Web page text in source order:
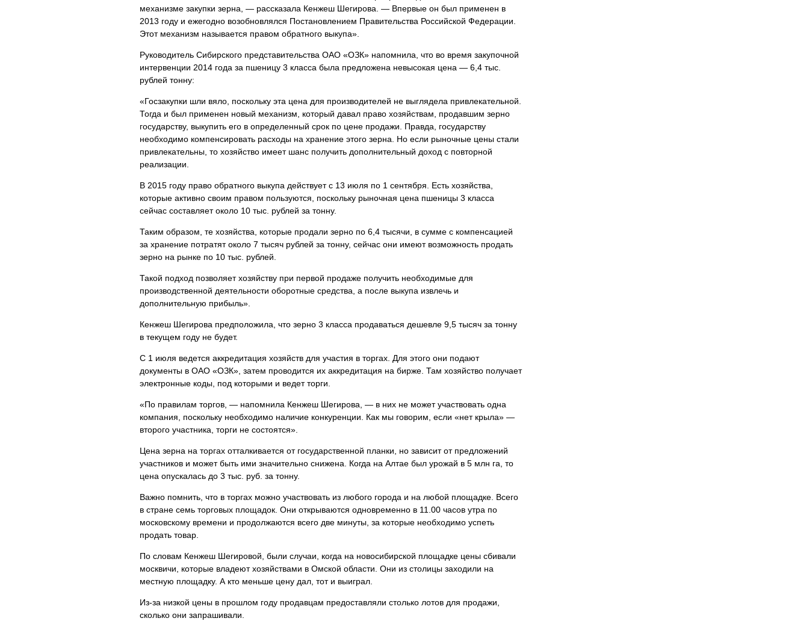
механизме закупки зерна, — рассказала Кенжеш Шегирова. — Впервые он был применен в
2013 году и ежегодно возобновлялся Постановлением Правительства Российской Федерации.
Этот механизм называется правом обратного выкупа».
Руководитель Сибирского представительства ОАО «ОЗК» напомнила, что во время закупочной
интервенции 2014 года за пшеницу 3 класса была предложена невысокая цена — 6,4 тыс.
рублей тонну:
«Госзакупки шли вяло, поскольку эта цена для производителей не выглядела привлекательной.
Тогда и был применен новый механизм, который давал право хозяйствам, продавшим зерно
государству, выкупить его в определенный срок по цене продажи. Правда, государству
необходимо компенсировать расходы на хранение этого зерна. Но если рыночные цены стали
привлекательны, то хозяйство имеет шанс получить дополнительный доход с повторной
реализации.
В 2015 году право обратного выкупа действует с 13 июля по 1 сентября. Есть хозяйства,
которые активно своим правом пользуются, поскольку рыночная цена пшеницы 3 класса
сейчас составляет около 10 тыс. рублей за тонну.
Таким образом, те хозяйства, которые продали зерно по 6,4 тысячи, в сумме с компенсацией
за хранение потратят около 7 тысяч рублей за тонну, сейчас они имеют возможность продать
зерно на рынке по 10 тыс. рублей.
Такой подход позволяет хозяйству при первой продаже получить необходимые для
производственной деятельности оборотные средства, а после выкупа извлечь и
дополнительную прибыль».
Кенжеш Шегирова предположила, что зерно 3 класса продаваться дешевле 9,5 тысяч за тонну
в текущем году не будет.
С 1 июля ведется аккредитация хозяйств для участия в торгах. Для этого они подают
документы в ОАО «ОЗК», затем проводится их аккредитация на бирже. Там хозяйство получает
электронные коды, под которыми и ведет торги.
«По правилам торгов, — напомнила Кенжеш Шегирова, — в них не может участвовать одна
компания, поскольку необходимо наличие конкуренции. Как мы говорим, если «нет крыла» —
второго участника, торги не состоятся».
Цена зерна на торгах отталкивается от государственной планки, но зависит от предложений
участников и может быть ими значительно снижена. Когда на Алтае был урожай в 5 млн га, то
цена опускалась до 3 тыс. руб. за тонну.
Важно помнить, что в торгах можно участвовать из любого города и на любой площадке. Всего
в стране семь торговых площадок. Они открываются одновременно в 11.00 часов утра по
московскому времени и продолжаются всего две минуты, за которые необходимо успеть
продать товар.
По словам Кенжеш Шегировой, были случаи, когда на новосибирской площадке цены сбивали
москвичи, которые владеют хозяйствами в Омской области. Они из столицы заходили на
местную площадку. А кто меньше цену дал, тот и выиграл.
Из-за низкой цены в прошлом году продавцам предоставляли столько лотов для продажи,
сколько они запрашивали.